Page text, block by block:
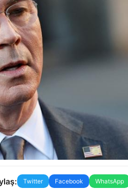
Twitter Facebook WhatsApp